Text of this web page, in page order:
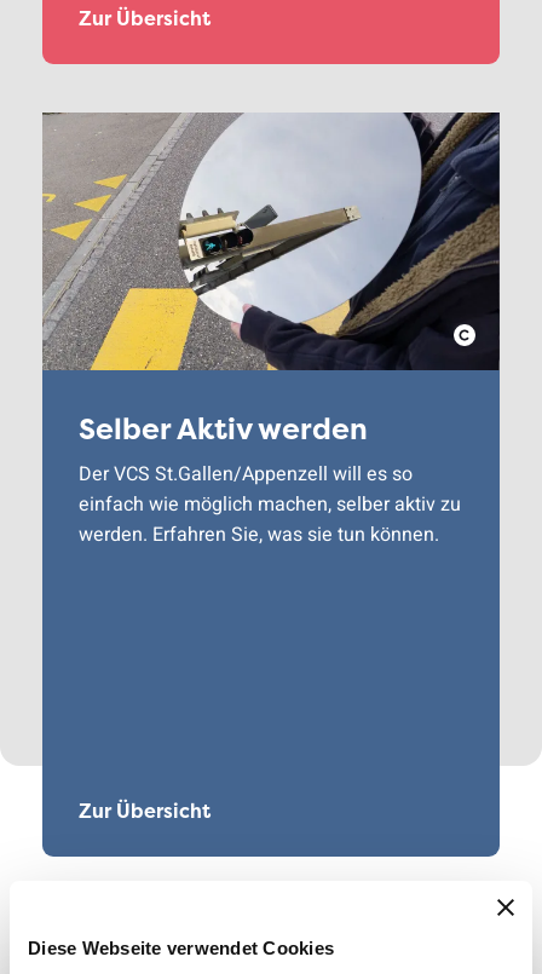
Diese Webseite verwendet Cookies
Zur Übersicht
Selber Aktiv werden
Der VCS St.Gallen/Appenzell will es so
einfach wie möglich machen, selber aktiv zu
werden. Erfahren Sie, was sie tun können.
Zur Übersicht